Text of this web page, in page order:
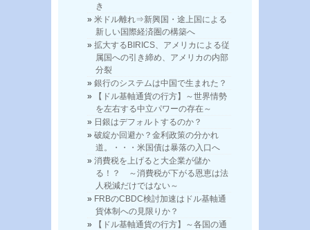
き
米ドル離れ⇒新興国・途上国による
新しい国際経済圏の構築へ
拡大するBIRICS、アメリカによる従
属国への引き締め、アメリカの内部
分裂
銀行のシステムは中国で生まれた？
【ドル基軸通貨の行方】～世界情勢
を左右する中立パワーの存在～
日銀はデフォルトするのか？
破綻か回避か？金利政策の分かれ
道。・・・米国債は暴落の入口へ
消費税を上げると大企業が儲か
る！？ ～消費税が下がる恩恵は法
人税減だけではない～
FRBのCBDC検討加速はドル基軸通
貨体制への見限りか？
【ドル基軸通貨の行方】～各国の通